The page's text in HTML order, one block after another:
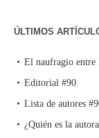
ÚLTIMOS
El naufragio entre
Editorial #90
Lista de autores
¿Quién es la